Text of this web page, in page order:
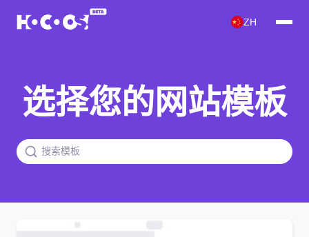
ZH
选择您的网站模板